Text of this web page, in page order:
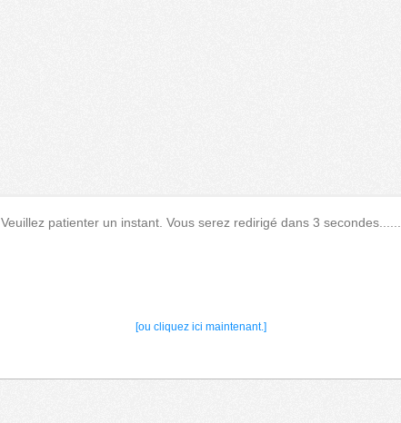
Veuillez patienter un instant. Vous serez redirigé dans 3 secondes......
[ou cliquez ici maintenant.]